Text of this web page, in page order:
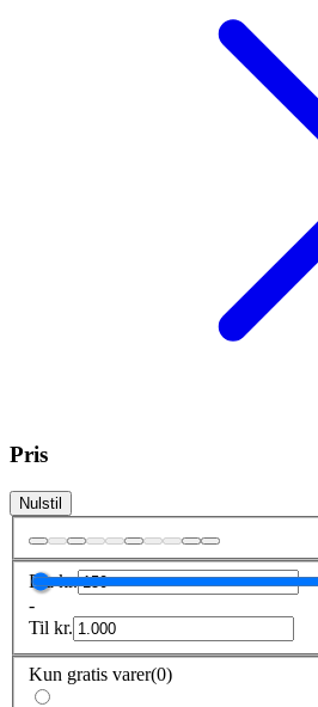
Pris
Nulstil
Frakr.
-
Til kr.
Kun gratis varer(0)